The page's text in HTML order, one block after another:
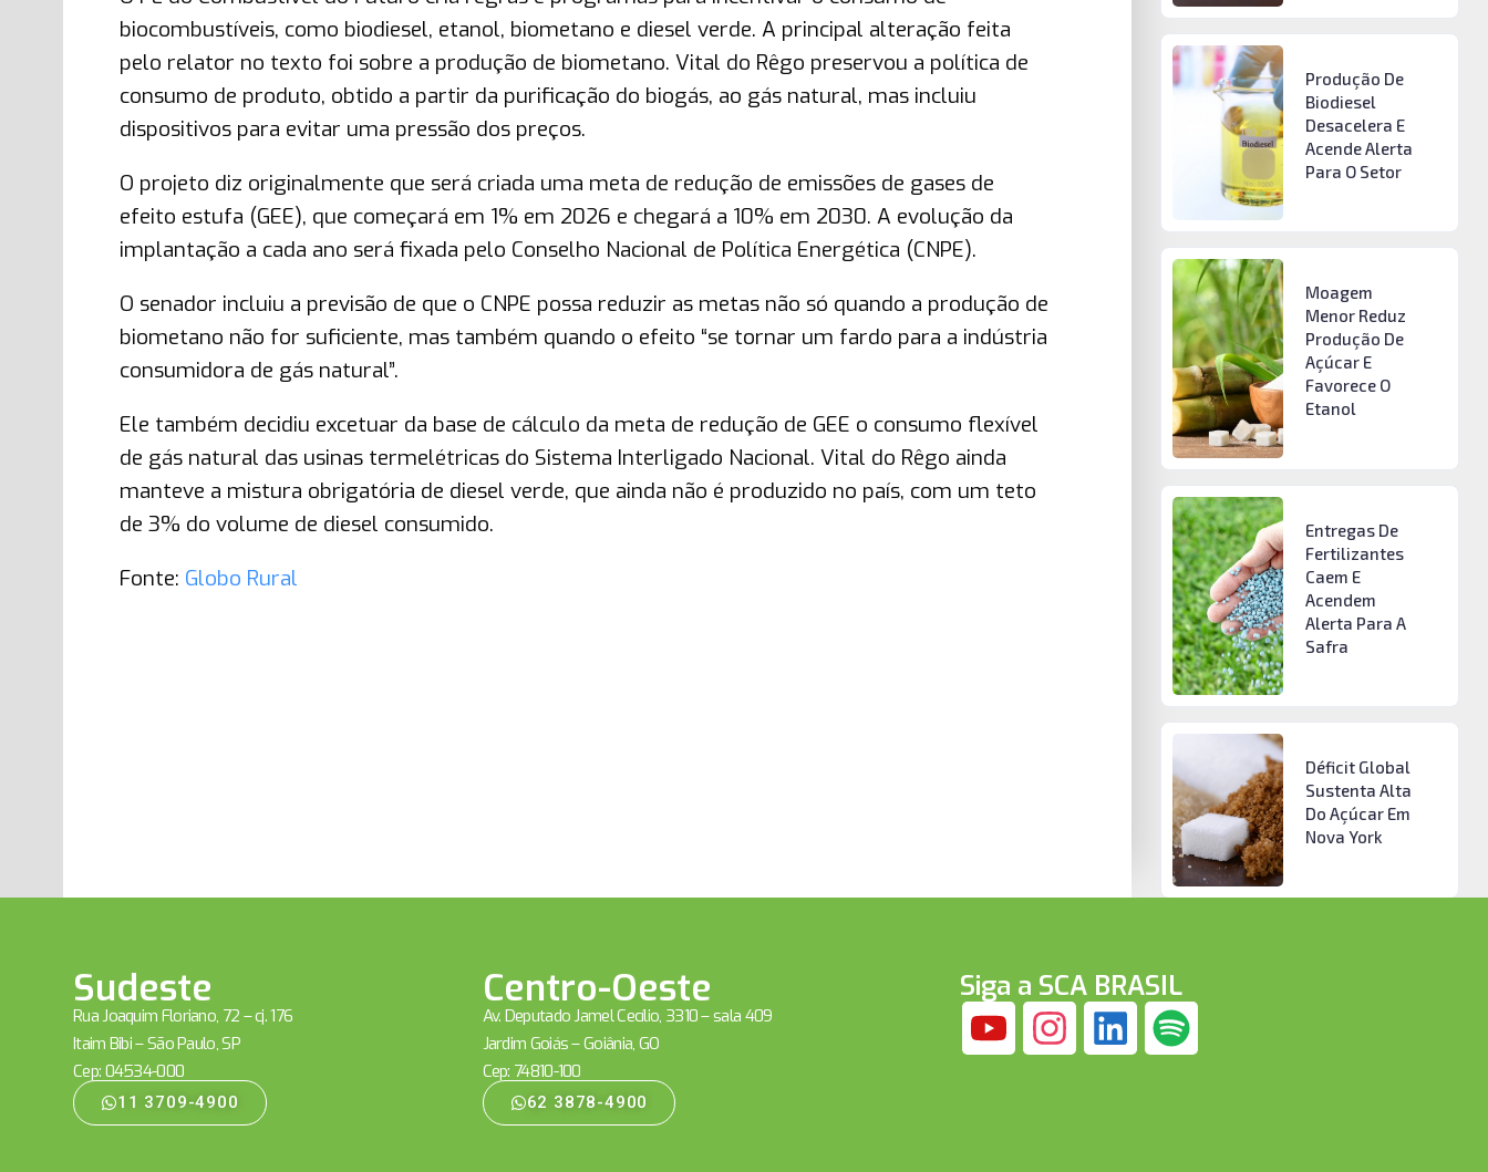
biocombustíveis, como biodiesel, etanol, biometano e diesel verde. A principal alteração feita
pelo relator no texto foi sobre a produção de biometano. Vital do Rêgo preservou a política de
consumo de produto, obtido a partir da purificação do biogás, ao gás natural, mas incluiu
dispositivos para evitar uma pressão dos preços.
O projeto diz originalmente que será criada uma meta de redução de emissões de gases de
efeito estufa (GEE), que começará em 1% em 2026 e chegará a 10% em 2030. A evolução da
implantação a cada ano será fixada pelo Conselho Nacional de Política Energética (CNPE).
O senador incluiu a previsão de que o CNPE possa reduzir as metas não só quando a produção de
biometano não for suficiente, mas também quando o efeito “se tornar um fardo para a indústria
consumidora de gás natural”.
Ele também decidiu excetuar da base de cálculo da meta de redução de GEE o consumo flexível
de gás natural das usinas termelétricas do Sistema Interligado Nacional. Vital do Rêgo ainda
manteve a mistura obrigatória de diesel verde, que ainda não é produzido no país, com um teto
de 3% do volume de diesel consumido.
Fonte: Globo Rural
Produção De
Biodiesel
Desacelera E
Acende Alerta
Para O Setor
Moagem
Menor Reduz
Produção De
Açúcar E
Favorece O
Etanol
Entregas De
Fertilizantes
Caem E
Acendem
Alerta Para A
Safra
Déficit Global
Sustenta Alta
Do Açúcar Em
Nova York
Sudeste
Rua Joaquim Floriano, 72 – cj. 176
Itaim Bibi – São Paulo, SP
Cep: 04534-000
11 3709-4900
Centro-Oeste
Av. Deputado Jamel Cecílio, 3310 – sala 409
Jardim Goiás – Goiânia, GO
Cep: 74810-100
62 3878-4900
Siga a SCA BRASIL